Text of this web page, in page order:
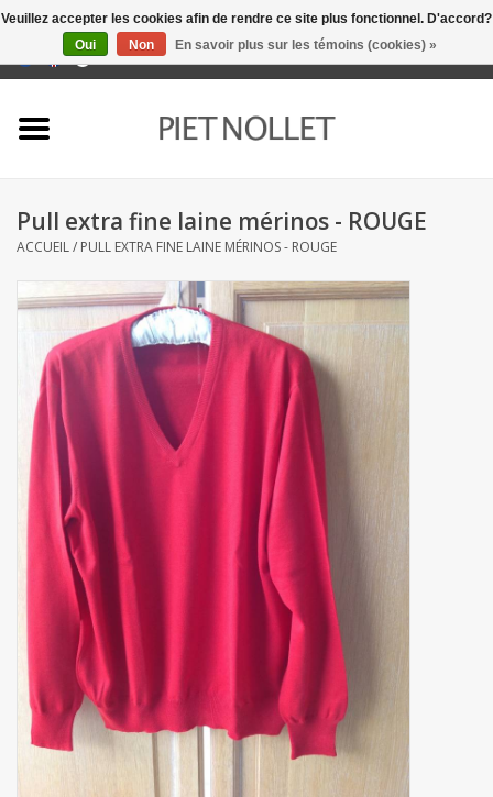
0 Articles - €0,00
serviettes
literie
napery
linge de cuisine
chaussettes
mouchoirs
pull-over
Maison et vêtements de
nuit (MEN)
Sac - Sac
Pull extra fine laine mérinos - ROUGE
ACCUEIL/ PULL EXTRA FINE LAINE MÉRINOS - ROUGE
Veuillez accepter les cookies afin de rendre ce site plus fonctionnel. D'accord?
Oui
Non En savoir plus sur les témoins (cookies) »